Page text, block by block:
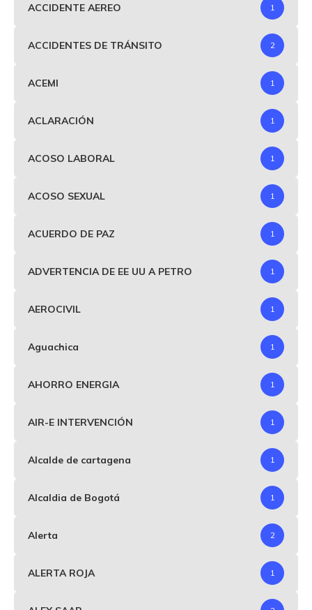
ACCIDENTE AEREO 1
ACCIDENTES DE TRÁNSITO 2
ACEMI 1
ACLARACIÓN 1
ACOSO LABORAL 1
ACOSO SEXUAL 1
ACUERDO DE PAZ 1
ADVERTENCIA DE EE UU A PETRO 1
AEROCIVIL 1
Aguachica 1
AHORRO ENERGIA 1
AIR-E INTERVENCIÓN 1
Alcalde de cartagena 1
Alcaldia de Bogotá 1
Alerta 2
ALERTA ROJA 1